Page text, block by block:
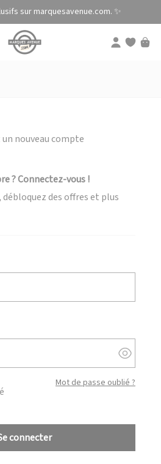
sur marquesavenue.com. ✨
nouveau compte
? Connectez-vous !
des offres et plus
Afficher/
Mot de passe oublié ?
connecter